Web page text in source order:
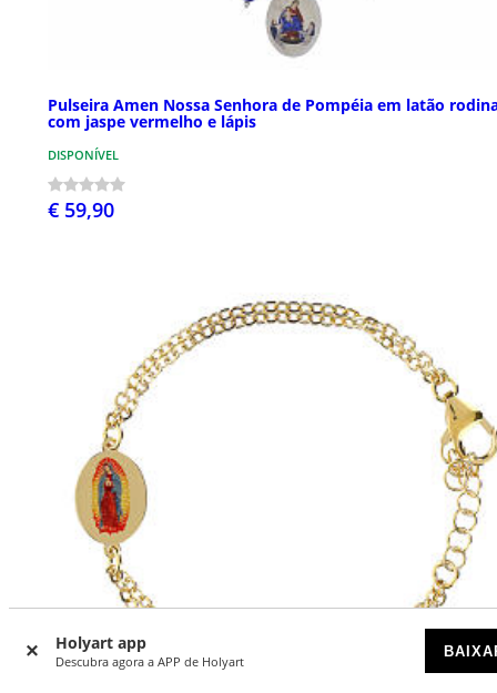
Holyart app
Descubra agora a APP de Holyart
Pulseira Amen Nossa Senhora de Pompéia em latão
com jaspe vermelho e lápis
DISPONÍVEL
€ 59,90